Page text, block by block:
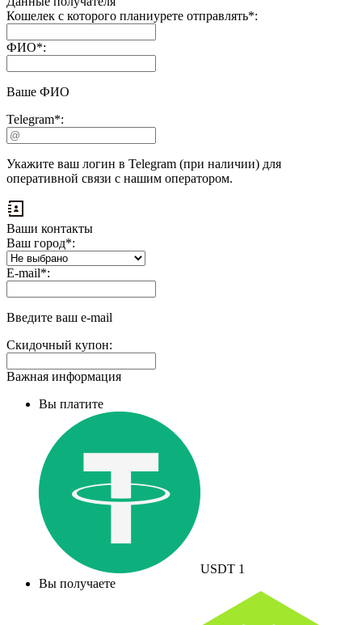
Кошелек с которого планиурете отправлять*:
ФИО*:
Ваше ФИО
Telegram*:
Укажите ваш логин в Telegram (при наличии) для
оперативной связи с нашим оператором.
Ваши контакты
Ваш город*:
Выплаты
доп.
поле:
E-mail*:
Введите ваш e-mail
Скидочный купон:
Важная информация
Вы платите
USDT 1
Вы получаете